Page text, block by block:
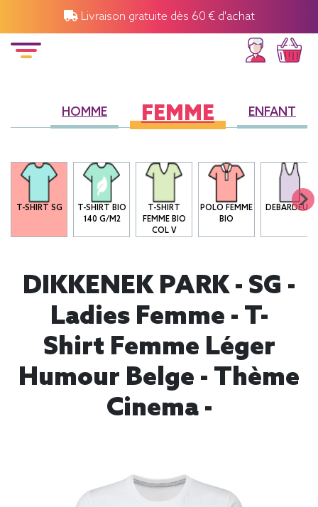
Livraison gratuite dès 60 € d'achat
HOMME FEMME ENFANT
T-SHIRT SG
T-SHIRT BIO
140 G/M2
T-SHIRT
FEMME BIO
COL V
POLO FEMME
BIO
DEBARDEUR
DIKKENEK PARK - SG -
Ladies Femme - T-
Shirt Femme Léger
Humour Belge - Thème
Cinema -